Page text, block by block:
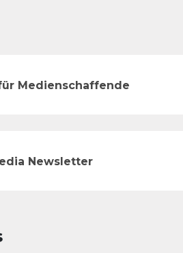
Medienschaffende
Newsletter